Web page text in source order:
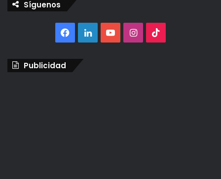
Síguenos
Facebook
LinkedInYouTubeInstagram
Publicidad